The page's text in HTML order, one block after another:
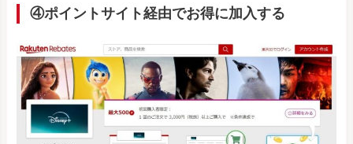
④ポイントサイト経由でお得に加入する